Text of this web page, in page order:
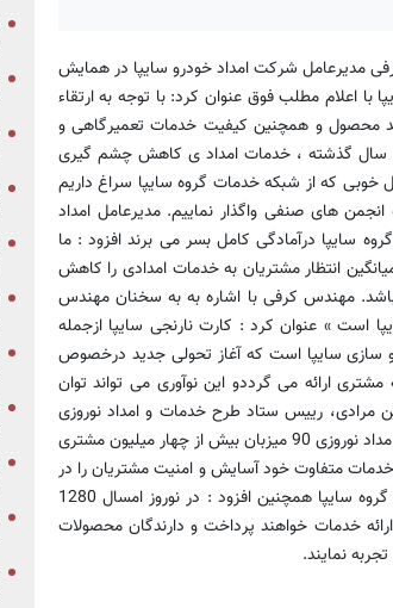
مدیرعامل شركت امداد خودرو سایپا در همایش
اعلام مطلب فوق عنوان كرد: با توجه به ارتقاء
محصول و همچنین كیفیت خدمات تعمیرگاهی و
گذشته ، خدمات امداد ی كاهش چشم گیری
خوبی كه از شبكه خدمات گروه سایپا سراغ داریم
های صنفی واگذار نماییم. مدیرعامل امداد
سایپا درآمادگی كامل بسر می برند افزود : ما
انتظار مشتریان به خدمات امدادی را كاهش
مهندس كرفی با اشاره به به سخنان مهندس
است » عنوان كرد : كارت نارنجی سایپا ازجمله
سازی سایپا است كه آغاز تحولی جدید درخصوص
ارائه می گرددو این نوآوری می تواند توان
مرادی، رییس ستاد طرح خدمات و امداد نوروزی
سال 90 گروه خودرو سازی سایپا، با اشاره به اینكه ما در طرح خدمات و امداد نوروزی 90 میزبان بیش از چهار میلیون مشتری
خدمات متفاوت خود آسایش و امنیت مشتریان را در
طول ایام نوروز فراهم سازیم. رییس ستاد طرح خدمات و امداد نوروزی گروه سایپا همچنین افزود : در نوروز امسال 1280
خدمات خواهند پرداخت و دارندگان محصولات
نمایند.